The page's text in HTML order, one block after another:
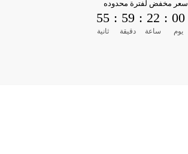
سعر مخفض لفترة محدوده
00
يوم
:
22
ساعة
:
59
دقيقة
:
54
ثانية